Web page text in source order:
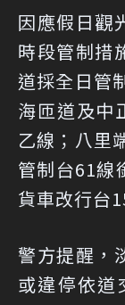
因應假日觀
時段管制措
道採全日管
海匝道及中
乙線；八里
管制台61線
貨車改行台
警方提醒，
或違停依道